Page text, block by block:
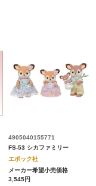
4905040155771
FS-53 シカファミリー
エポック社
メーカー希望小売価格
3,545円